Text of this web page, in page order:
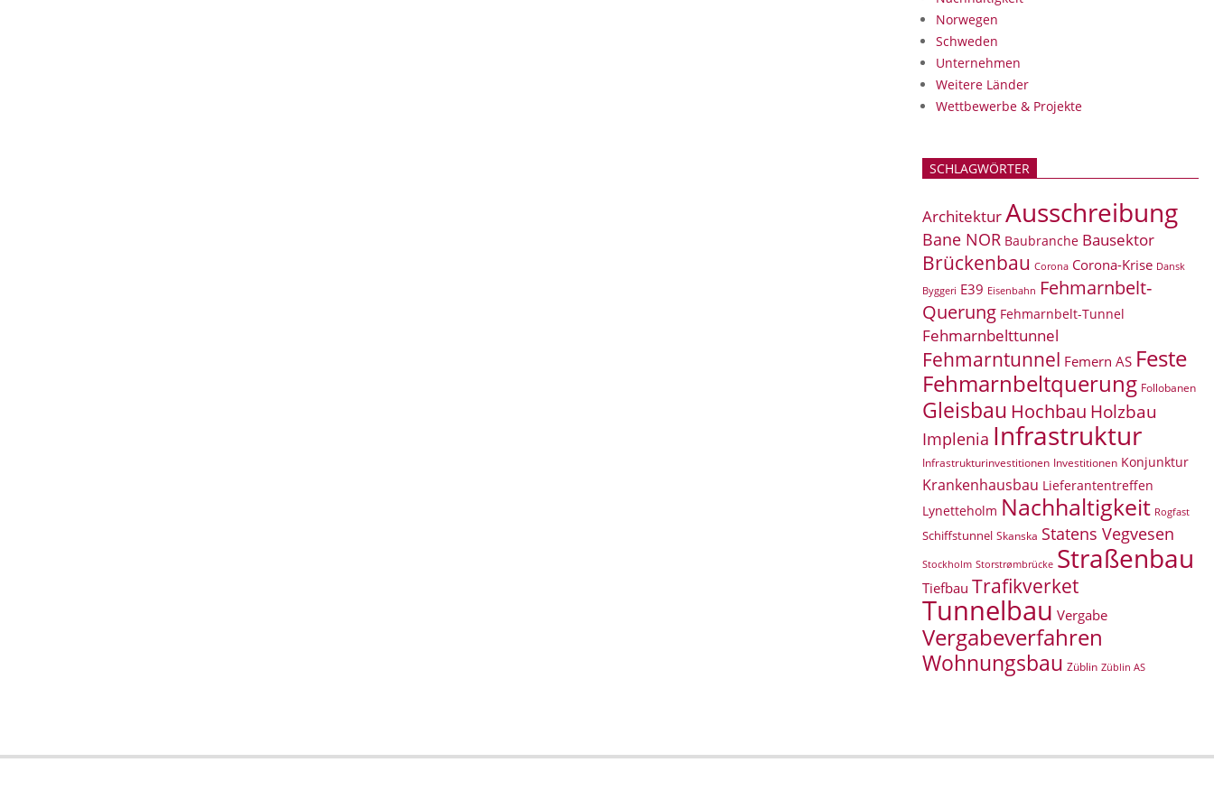
Norwegen
Schweden
Unternehmen
Weitere Länder
Wettbewerbe & Projekte
SCHLAGWÖRTER
ArchitekturAusschreibung
Bane NOR Baubranche Bausektor
Brückenbau Corona Corona-Krise Dansk
Byggeri E39 Eisenbahn Fehmarnbelt-
Querung Fehmarnbelt-Tunnel
Fehmarnbelttunnel
Fehmarntunnel Femern AS Feste
Fehmarnbeltquerung Follobanen
Gleisbau Hochbau Holzbau
Implenia Infrastruktur
Infrastrukturinvestitionen Investitionen Konjunktur
Krankenhausbau Lieferantentreffen
Lynetteholm Nachhaltigkeit Rogfast
Schiffstunnel Skanska Statens Vegvesen
Stockholm Storstrømbrücke Straßenbau
Tiefbau Trafikverket
Tunnelbau Vergabe
Vergabeverfahren
Wohnungsbau Züblin Züblin AS